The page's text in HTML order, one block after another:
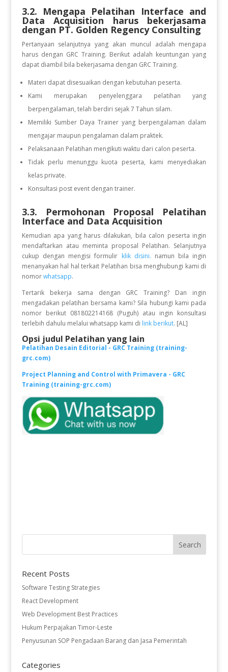
3.2. Mengapa Pelatihan Interface and
Data Acquisition harus bekerjasama
dengan PT. Golden Regency Consulting
Pertanyaan selanjutnya yang akan muncul adalah mengapa
harus dengan GRC Training. Berikut adalah keuntungan yang
dapat diambil bila bekerjasama dengan GRC Training.
Materi dapat disesuaikan dengan kebutuhan peserta.
Kami merupakan penyelenggara pelatihan yang
berpengalaman, telah berdiri sejak 7 Tahun silam.
Memiliki Sumber Daya Trainer yang berpengalaman dalam
mengajar maupun pengalaman dalam praktek.
Pelaksanaan Pelatihan mengikuti waktu dari calon peserta.
Tidak perlu menunggu kuota peserta, kami menyediakan
kelas private.
Konsultasi post event dengan trainer.
3.3. Permohonan Proposal Pelatihan
Interface and Data Acquisition
Kemudian apa yang harus dilakukan, bila calon peserta ingin
mendaftarkan atau meminta proposal Pelatihan. Selanjutnya
cukup dengan mengisi formulir klik disini. namun bila ingin
menanyakan hal hal terkait Pelatihan bisa menghubungi kami di
nomor whatsapp.
Tertarik bekerja sama dengan GRC Training? Dan ingin
mengadakan pelatihan bersama kami? Sila hubungi kami pada
nomor berikut 081802214168 (Puguh) atau ingin konsultasi
terlebih dahulu melalui whatsapp kami di link berikut. [AL]
Opsi judul Pelatihan yang lain
Pelatihan Desain Editorial - GRC Training (training-
grc.com)
Project Planning and Control with Primavera - GRC
Training (training-grc.com)
Recent Posts
Software Testing Strategies
React Development
Web Development Best Practices
Hukum Perpajakan Timor-Leste
Penyusunan SOP Pengadaan Barang dan Jasa Pemerintah
Categories